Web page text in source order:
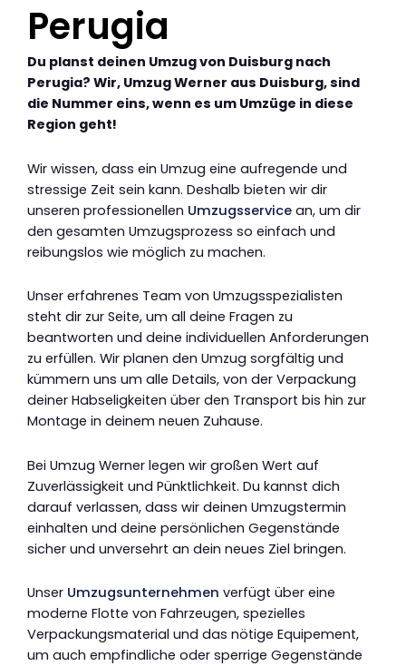
Perugia
Du planst deinen Umzug von Duisburg nach
Perugia? Wir, Umzug Werner aus Duisburg, sind
die Nummer eins, wenn es um Umzüge in diese
Region geht!
Wir wissen, dass ein Umzug eine aufregende und
stressige Zeit sein kann. Deshalb bieten wir dir
unseren professionellen Umzugsservice an, um dir
den gesamten Umzugsprozess so einfach und
reibungslos wie möglich zu machen.
Unser erfahrenes Team von Umzugsspezialisten
steht dir zur Seite, um all deine Fragen zu
beantworten und deine individuellen Anforderungen
zu erfüllen. Wir planen den Umzug sorgfältig und
kümmern uns um alle Details, von der Verpackung
deiner Habseligkeiten über den Transport bis hin zur
Montage in deinem neuen Zuhause.
Bei Umzug Werner legen wir großen Wert auf
Zuverlässigkeit und Pünktlichkeit. Du kannst dich
darauf verlassen, dass wir deinen Umzugstermin
einhalten und deine persönlichen Gegenstände
sicher und unversehrt an dein neues Ziel bringen.
Unser Umzugsunternehmen verfügt über eine
moderne Flotte von Fahrzeugen, spezielles
Verpackungsmaterial und das nötige Equipement,
um auch empfindliche oder sperrige Gegenstände